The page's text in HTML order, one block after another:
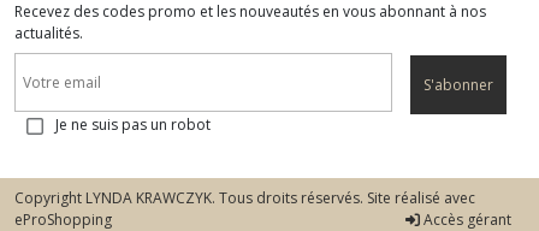
Recevez des codes promo et les nouveautés en vous abonnant à nos
actualités.
S'abonner
Je ne suis pas un robot
Copyright LYNDA KRAWCZYK. Tous droits réservés. Site réalisé avec
eProShopping
Accès gérant